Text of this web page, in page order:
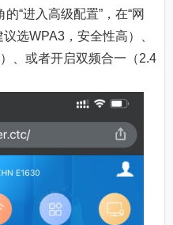
“进入高级配置”，在“网
选WPA3，安全性高）、
、或者开启双频合一（2.4